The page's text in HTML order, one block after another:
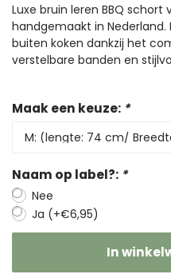
Luxe bruin leren BBQ
handgemaakt in Nederland.
buiten koken dankzij het
verstelbare banden en
Maak een keuze: *
Naam op label?: *
Nee
Ja (+€6,95)
In